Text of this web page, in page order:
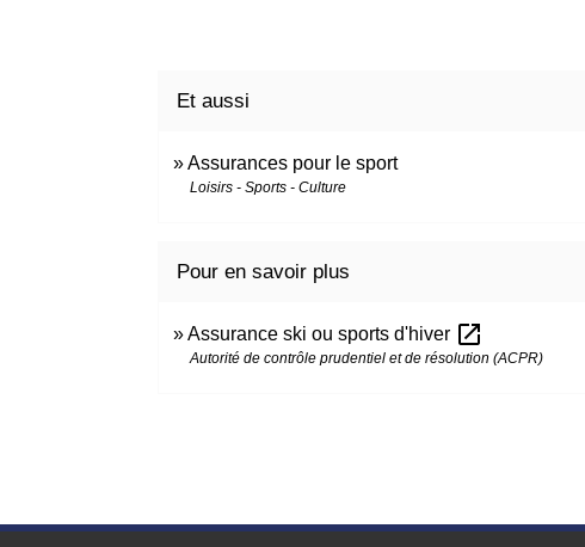
Et aussi
Assurances pour le sport
Loisirs - Sports - Culture
Pour en savoir plus
Assurance ski ou sports d'hiver open_in_new
Autorité de contrôle prudentiel et de résolution (ACPR)